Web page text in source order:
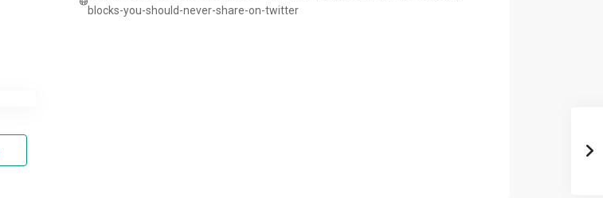
blocks-you-should-never-share-on-twitter